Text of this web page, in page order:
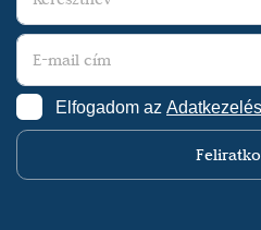
Elfogadom az